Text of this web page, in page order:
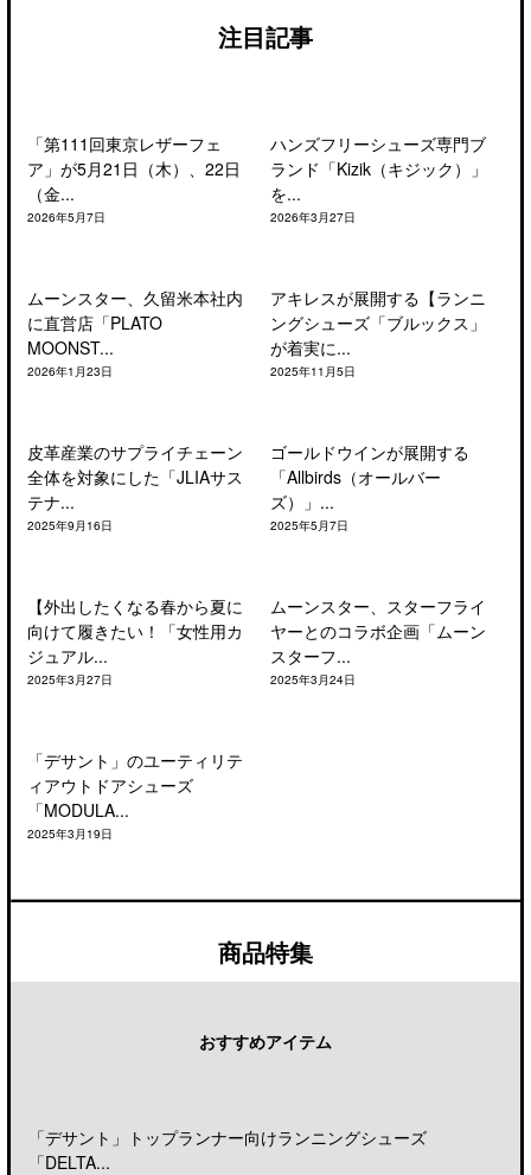
注目記事
「第111回東京レザーフェ
ア」が5月21日（木）、22日
（金...
2026年5月7日
ハンズフリーシューズ専門ブ
ランド「Kizik（キジック）」
を...
2026年3月27日
ムーンスター、久留米本社内
に直営店「PLATO
MOONST...
2026年1月23日
アキレスが展開する【ランニ
ングシューズ「ブルックス」
が着実に...
2025年11月5日
皮革産業のサプライチェーン
全体を対象にした「JLIAサス
テナ...
2025年9月16日
ゴールドウインが展開する
「Allbirds（オールバー
ズ）」...
2025年5月7日
【外出したくなる春から夏に
向けて履きたい！「女性用カ
ジュアル...
2025年3月27日
ムーンスター、スターフライ
ヤーとのコラボ企画「ムーン
スターフ...
2025年3月24日
「デサント」のユーティリテ
ィアウトドアシューズ
「MODULA...
2025年3月19日
商品特集
おすすめアイテム
「デサント」トップランナー向けランニングシューズ
「DELTA...